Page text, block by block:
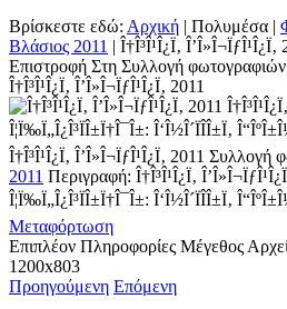
Βρίσκεστε εδώ: Αρχική | Πολυμέσα |
Βλάσιος 2011 | Î†Î³Î¹Î¿Ï‚ Î’Î»Î¬ÏƒÎ¹Î¿Ï‚
Επιστροφή Στη Συλλογή
Î†Î³Î¹Î¿Ï‚ Î’Î»Î¬ÏƒÎ¹Î¿Ï‚ 2011
Î¦Ï‰Ï„Î¿Î³ÏÎ±Ï†Î¯Î±: Î‘Î½Î´ÏÎ­Î±Ï‚
Î†Î³Î¹Î¿Ï‚ Î’Î»Î¬ÏƒÎ¹Î¿Ï‚ 2011 Συλλογή
2011 Περιγραφή: Î†Î³Î¹Î¿Ï‚
Î¦Ï‰Ï„Î¿Î³ÏÎ±Ï†Î¯Î±: Î‘Î½Î´ÏÎ­Î±Ï‚
Μεταφόρτωση
Επιπλέον Πληροφορίες Μέγεθος
1200x803
Προηγούμενη Επόμενη